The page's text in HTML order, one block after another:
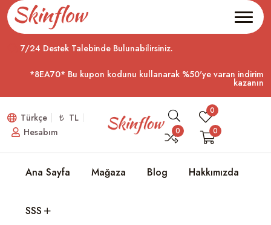
7/24 Destek Talebinde Bulunabilirsiniz.
*8EA70* Bu kupon kodunu kullanarak %50'ye varan indirim
kazanın
Türkçe
₺ TL
Hesabım
0
0
0
Ana Sayfa Mağaza Blog Hakkımızda
SSS
Her Gün Cildinizde Kendinize
Cilt bakımının etkili ve besleyici olması gerektiğine inanıyoruz.